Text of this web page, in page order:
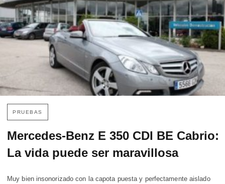
PRUEBAS
Mercedes-Benz E 350 CDI BE Cabrio:
La vida puede ser maravillosa
Muy bien insonorizado con la capota puesta y perfectamente aislado